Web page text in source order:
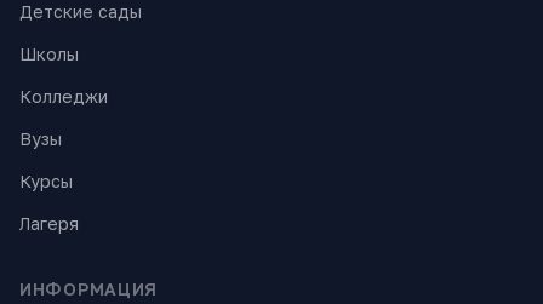
Детские сады
Школы
Колледжи
Вузы
Курсы
Лагеря
ИНФОРМАЦИЯ